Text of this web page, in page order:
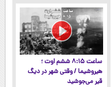
ساعت ۸:۱۵ ششم اوت ؛
هیروشیما / وقتی شهر در دیگ
قیر می‌جوشید